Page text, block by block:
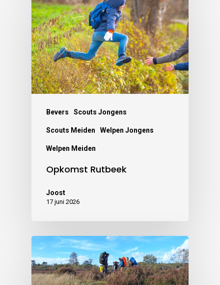
Bevers Scouts Jongens
Scouts Meiden Welpen Jongens
Welpen Meiden
Opkomst Rutbeek
Joost
17 juni 2026